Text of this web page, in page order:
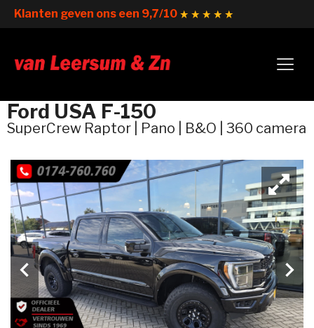
Klanten geven ons een 9,7/10
Ford USA F-150
SuperCrew Raptor | Pano | B&O | 360 camera